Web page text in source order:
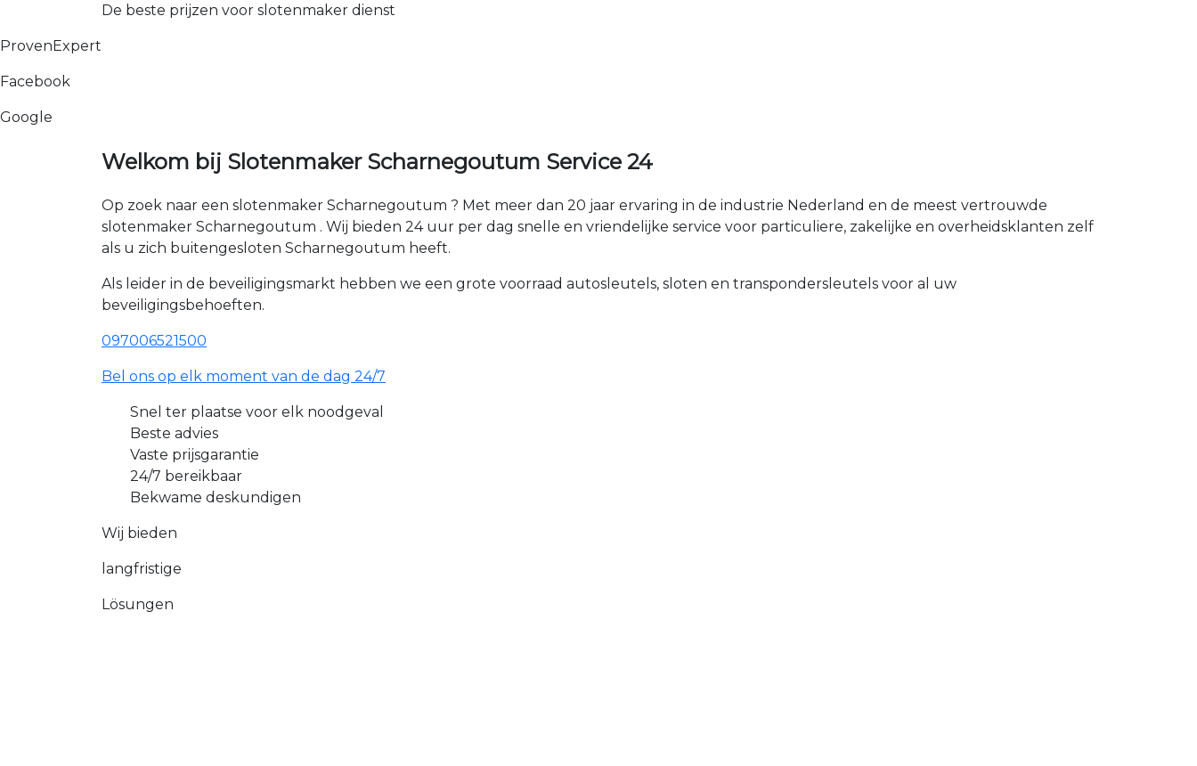
De beste prijzen voor slotenmaker dienst
ProvenExpert
Facebook
Google
Welkom bij Slotenmaker Scharnegoutum Service 24
Op zoek naar een slotenmaker Scharnegoutum ? Met meer dan 20 jaar ervaring in de industrie Nederland en de meest vertrouwde
slotenmaker Scharnegoutum . Wij bieden 24 uur per dag snelle en vriendelijke service voor particuliere, zakelijke en overheidsklanten zelf
als u zich buitengesloten Scharnegoutum heeft.
Als leider in de beveiligingsmarkt hebben we een grote voorraad autosleutels, sloten en transpondersleutels voor al uw
beveiligingsbehoeften.
097006521500
Bel ons op elk moment van de dag 24/7
Snel ter plaatse voor elk noodgeval
Beste advies
Vaste prijsgarantie
24/7 bereikbaar
Bekwame deskundigen
Wij bieden
langfristige
Lösungen